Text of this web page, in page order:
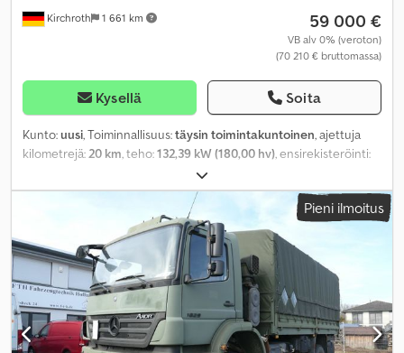
Kirchroth 1 661 km 59 000 €
VB alv 0% (veroton)
(70 210 € bruttomassa)
Kysellä Soita
Kunto:uusi, Toiminnallisuus:täysin toimintakuntoinen, ajettuja
kilometrejä:20 km, teho:132,39 kW (180,00 hv), ensirekisteröinti:
diesel, omamassa:
kuormauspaino:850 kg, kokonaispaino:3 500 kg, renkaiden
, akseliväli:4 100 mm
, seuraava tarkastus
, polttoainesäiliön tilavuus:100 l, väri:
vaihteistotyyppi:automaattinen , päästöluokka: Euro 6
määrä:2, kuormatilan tilavuus: 21 m³, kuormatilan pituus:4 200
mm, lastitilan leveys:2 200 mm, kuormatilan korkeus: 2 300 mm
Valmistusvuosi:
2025, Varusteet:
ABS, AdBlue, Bluetooth, USB-
portti, ajoneuvotietokone, elektroninen
ajonvakautusjärjestelmä (ESP), ilmastointi,
Pieni ilmoitus